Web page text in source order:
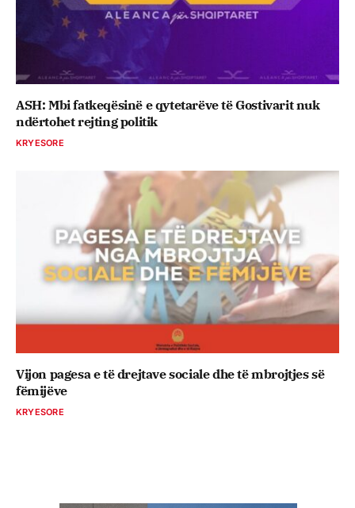
ASH: Mbi fatkeqësinë e qytetarëve të Gostivarit nuk
ndërtohet rejting politik
KRYESORE
Vijon pagesa e të drejtave sociale dhe të mbrojtjes së
fëmijëve
KRYESORE